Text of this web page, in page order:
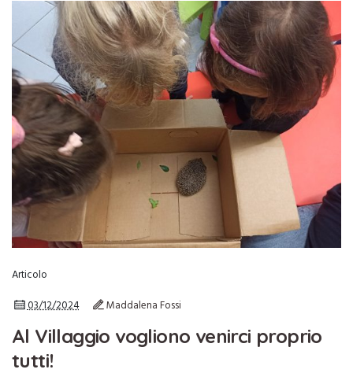
Articolo
03/12/2024
Maddalena Fossi
Al Villaggio vogliono venirci proprio
tutti!